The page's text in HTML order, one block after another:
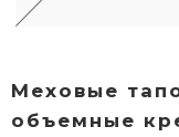
Меховые
объемные